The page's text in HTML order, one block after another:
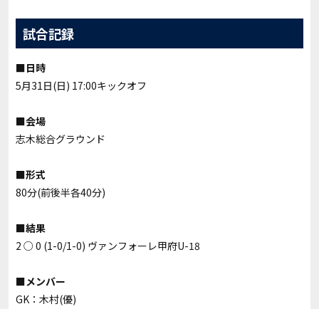
試合記録
■日時
5月31日(日) 17:00キックオフ
■会場
志木総合グラウンド
■形式
80分(前後半各40分)
■結果
2 ○ 0 (1-0/1-0) ヴァンフォーレ甲府U-18
■メンバー
GK：木村(優)